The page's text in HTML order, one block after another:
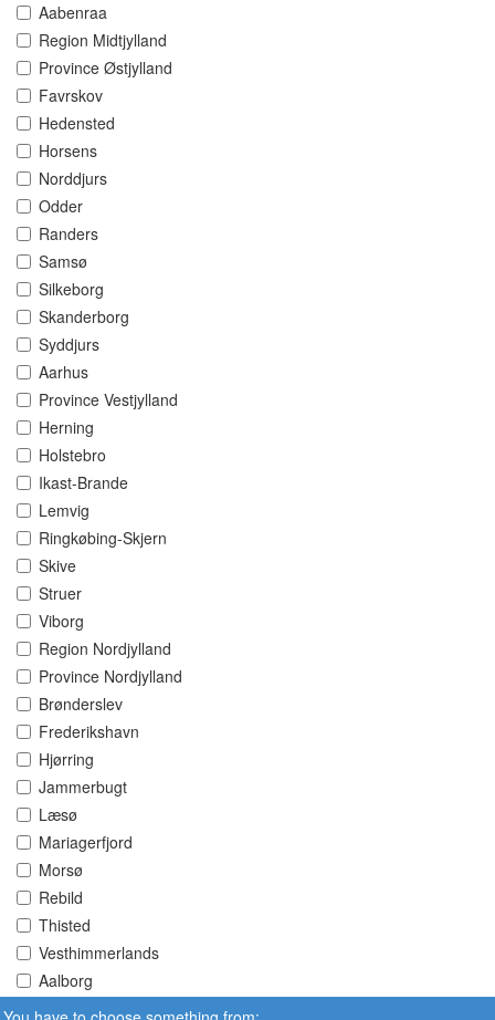
Aabenraa
Region Midtjylland
Province Østjylland
Favrskov
Hedensted
Horsens
Norddjurs
Odder
Randers
Samsø
Silkeborg
Skanderborg
Syddjurs
Aarhus
Province Vestjylland
Herning
Holstebro
Ikast-Brande
Lemvig
Ringkøbing-Skjern
Skive
Struer
Viborg
Region Nordjylland
Province Nordjylland
Brønderslev
Frederikshavn
Hjørring
Jammerbugt
Læsø
Mariagerfjord
Morsø
Rebild
Thisted
Vesthimmerlands
Aalborg